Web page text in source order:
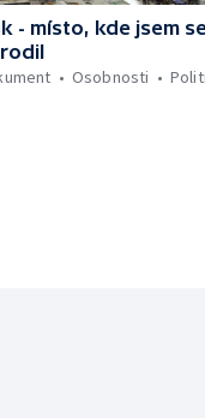
- místo, kde jsem
Osobnosti